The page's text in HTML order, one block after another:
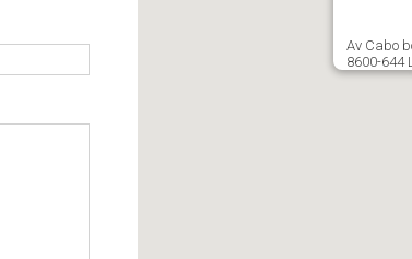
Av Cabo
8600-644